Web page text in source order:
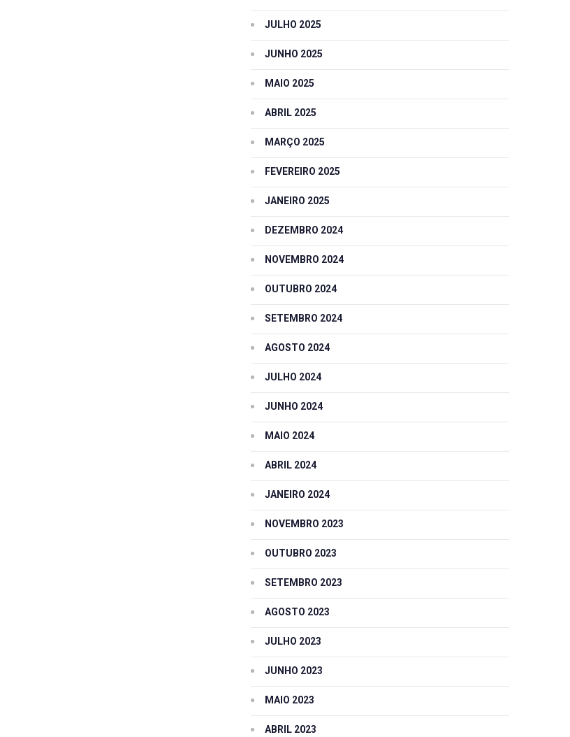
JULHO 2025
JUNHO 2025
MAIO 2025
ABRIL 2025
MARÇO 2025
FEVEREIRO 2025
JANEIRO 2025
DEZEMBRO 2024
NOVEMBRO 2024
OUTUBRO 2024
SETEMBRO 2024
AGOSTO 2024
JULHO 2024
JUNHO 2024
MAIO 2024
ABRIL 2024
JANEIRO 2024
NOVEMBRO 2023
OUTUBRO 2023
SETEMBRO 2023
AGOSTO 2023
JULHO 2023
JUNHO 2023
MAIO 2023
ABRIL 2023